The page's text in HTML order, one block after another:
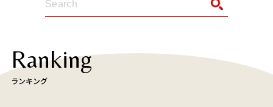
Ranking
ランキング